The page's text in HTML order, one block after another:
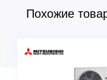
Похожие